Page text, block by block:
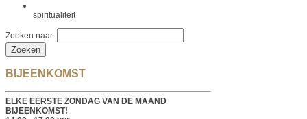
spiritualiteit
Zoeken naar:
BIJEENKOMST
ELKE EERSTE ZONDAG VAN DE MAAND
BIJEENKOMST!